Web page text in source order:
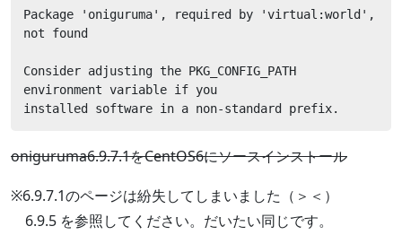
Package 'oniguruma', required by 'virtual:world',
not found
Consider adjusting the PKG_CONFIG_PATH
environment variable if you
installed software in a non-standard prefix.
oniguruma6.9.7.1をCentOS6にソースインストール
※6.9.7.1のページは紛失してしまいました（＞＜）
6.9.5 を参照してください。だいたい同じです。